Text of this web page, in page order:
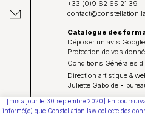
+33 (0)9 62 65 21 39
Catalogue des
Déposer un avis Google
Protection de vos
Conditions Générales
Direction artistique &
Juliette Gabolde •
[mis à jour le 30 septembre 2020] En
informé(e) que Constellation.law collecte des